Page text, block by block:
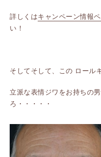
詳しくはキャンペーン情報
い！
そしてそして、この ロール
立派な表情ジワをお持ちの
ろ・・・・・